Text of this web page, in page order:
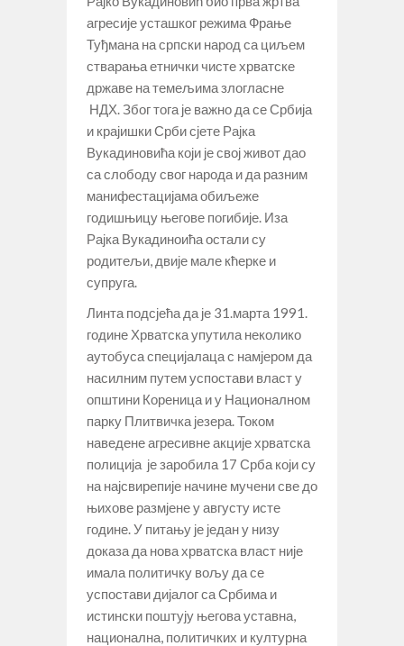
агресије усташког режима Фрање
Туђмана на српски народ са циљем
стварања етнички чисте хрватске
државе на темељима злогласне
НДХ. Због тога је важно да се Србија
и крајишки Срби сјете Рајка
Вукадиновића који је свој живот дао
са слободу свог народа и да разним
манифестацијама обиљеже
годишњицу његове погибије. Иза
Рајка Вукадиноића остали су
родитељи, двије мале кћерке и
супруга.
Линта подсјећа да је 31.марта 1991.
године Хрватска упутила неколико
аутобуса специјалаца с намјером да
насилним путем успостави власт у
општини Кореница и у Националном
парку Плитвичка језера. Током
наведене агресивне акције хрватска
полиција је заробила 17 Срба који су
на најсвирепије начине мучени све до
њихове размјене у августу исте
године. У питању је један у низу
доказа да нова хрватска власт није
имала политичку вољу да се
успостави дијалог са Србима и
истински поштују његова уставна,
национална, политичких и културна